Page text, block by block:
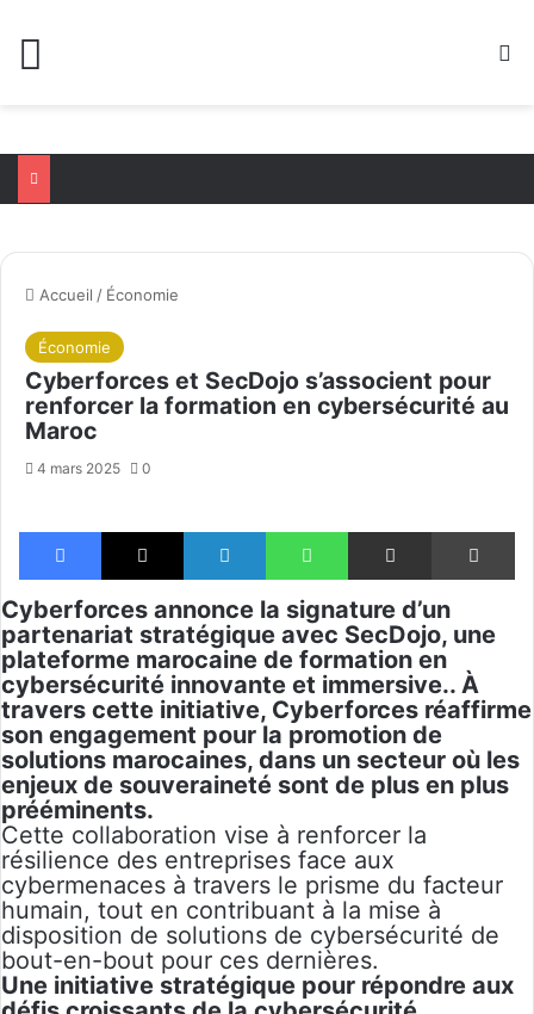
Accueil / Économie
Économie
Cyberforces et SecDojo s’associent pour
renforcer la formation en cybersécurité au
Maroc
4 mars 2025 0
Facebook X Linkedin WhatsApp Partager par email
Cyberforces annonce la signature d’un
partenariat stratégique avec SecDojo, une
plateforme marocaine de formation en
cybersécurité innovante et immersive.. À
travers cette initiative, Cyberforces réaffirme
son engagement pour la promotion de
solutions marocaines, dans un secteur où les
enjeux de souveraineté sont de plus en plus
prééminents.
Cette collaboration vise à renforcer la
résilience des entreprises face aux
cybermenaces à travers le prisme du facteur
humain, tout en contribuant à la mise à
disposition de solutions de cybersécurité de
bout-en-bout pour ces dernières.
Une initiative stratégique pour répondre aux